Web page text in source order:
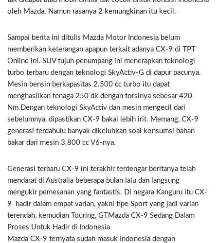
oleh Mazda. Namun rasanya 2 kemungkinan itu kecil.
Sampai berita ini ditulis Mazda Motor Indonesia belum
memberikan keterangan apapun terkait adanya CX-9 di TPT
Online ini. SUV tujuh penumpang ini menerapkan teknologi
turbo terbaru dengan teknologi SkyActiv-G di dapur pacunya.
Mesin bensin berkapasitas 2.500 cc turbo itu dapat
menghasilkan tenaga 250 dk dengan torsinya sebesar 420
Nm.Dengan teknologi SkyActiv dan mesin mengecil dari
sebelumnya, dipastikan CX-9 bakal lebih irit. Memang, CX-9
generasi terdahulu banyak dikeluhkan soal konsumsi bahan
bakar dari mesin 3.800 cc V6-nya.
Generasi terbaru CX-9 ini terakhir terdengar beritanya telah
mendarat di Australia beberapa bulan lalu dan langsung
mengukir pemesanan yang fantastis. Di negara Kanguru itu CX-
9 hadir dalam empat varian, yakni tipe Sport yang jadi varian
terendah, kemudian Touring, GTMazda CX-9 Sedang Dalam
Proses Untuk Hadir di Indonesia
Mazda CX-9 ternyata sudah masuk Indonesia dengan